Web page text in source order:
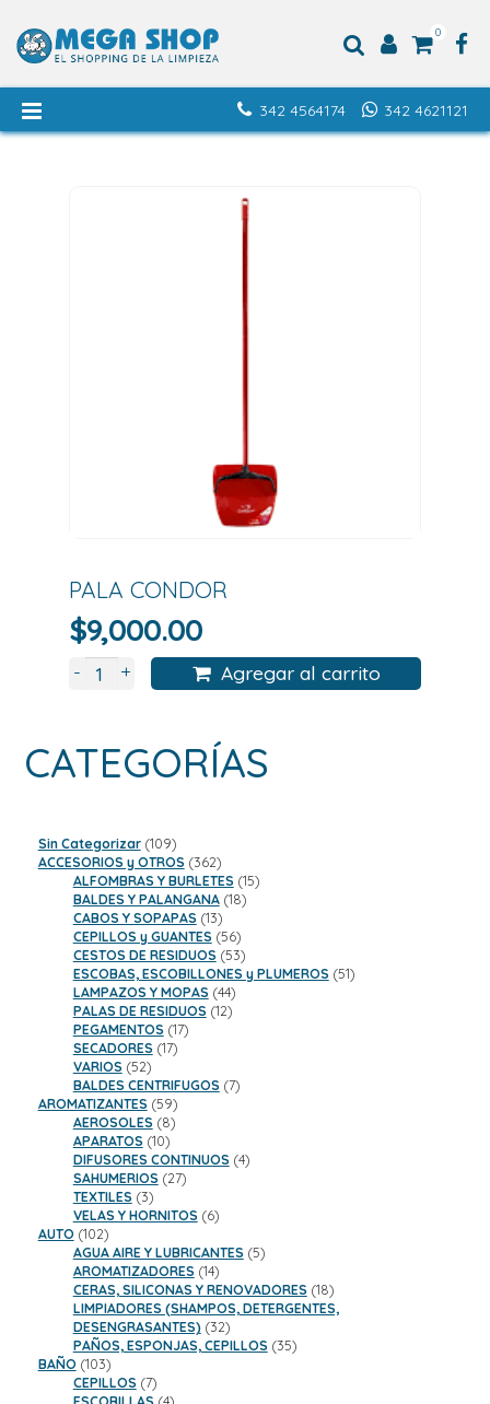
0
342 4621121
342 4564174
PALA CONDOR
$9,000.00
- + Agregar al carrito
CATEGORÍAS
Sin Categorizar 109109
productos
ACCESORIOS y OTROS 362362
productos
ALFOMBRAS Y BURLETES 1515
BALDES Y PALANGANA 1818
CABOS Y SOPAPAS 1313
productos
CEPILLOS y GUANTES 5656
productos
CESTOS DE RESIDUOS 5353
productos
ESCOBAS, ESCOBILLONES y PLUMEROS 5151
LAMPAZOS Y MOPAS 4444
productos
PALAS DE RESIDUOS 1212
PEGAMENTOS 1717
SECADORES 1717
VARIOS 5252
productos
BALDES CENTRIFUGOS 77
AROMATIZANTES 5959
productos
AEROSOLES 88
productos
APARATOS 1010
productos
DIFUSORES CONTINUOS 44
SAHUMERIOS 2727
TEXTILES 33
productos
VELAS Y HORNITOS 66
AUTO 102102
productos
AGUA AIRE Y LUBRICANTES 55
AROMATIZADORES 1414
productos
CERAS, SILICONAS Y RENOVADORES 1818
productos
LIMPIADORES (SHAMPOS, DETERGENTES,
DESENGRASANTES) 3232
productos
PAÑOS, ESPONJAS, CEPILLOS 3535
BAÑO 103103
productos
CEPILLOS 77
productos
4